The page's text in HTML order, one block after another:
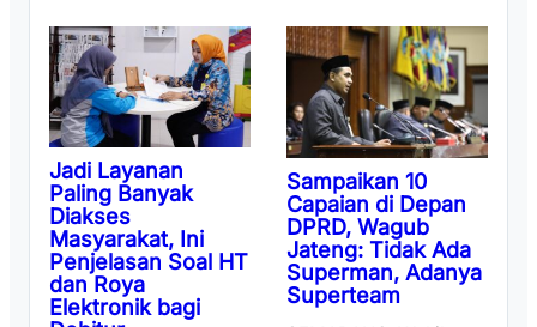
Jadi Layanan
Paling Banyak
Diakses
Masyarakat, Ini
Penjelasan Soal HT
dan Roya
Elektronik bagi
Sampaikan 10
Capaian di Depan
DPRD, Wagub
Jateng: Tidak Ada
Superman, Adanya
Superteam